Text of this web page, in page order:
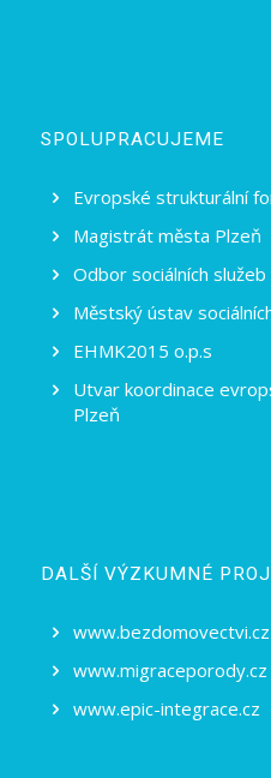
SPOLUPRACUJEME
Evropské strukturální
Magistrát města Plzeň
Odbor sociálních služeb
Městský ústav
EHMK2015 o.p.s
Utvar koordinace
Plzeň
DALŠÍ VÝZKUMNÉ
www.bezdomovectvi.cz
www.migraceporody.cz
www.epic-integrace.cz